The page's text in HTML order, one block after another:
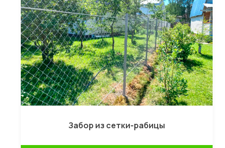
Забор из сетки-рабицы